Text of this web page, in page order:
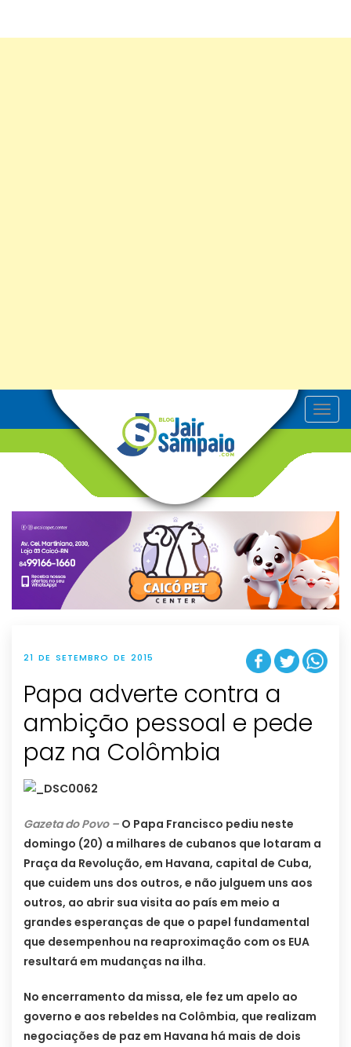
T
o
v
g
t
i
o
n
21 DE SETEMBRO DE 2015
Papa adverte contra a
ambição pessoal e pede
paz na Colômbia
Gazeta do Povo – O Papa Francisco pediu neste
domingo (20) a milhares de cubanos que lotaram a
Praça da Revolução, em Havana, capital de Cuba,
que cuidem uns dos outros, e não julguem uns aos
outros, ao abrir sua visita ao país em meio a
grandes esperanças de que o papel fundamental
que desempenhou na reaproximação com os EUA
resultará em mudanças na ilha.
No encerramento da missa, ele fez um apelo ao
governo e aos rebeldes na Colômbia, que realizam
negociações de paz em Havana há mais de dois